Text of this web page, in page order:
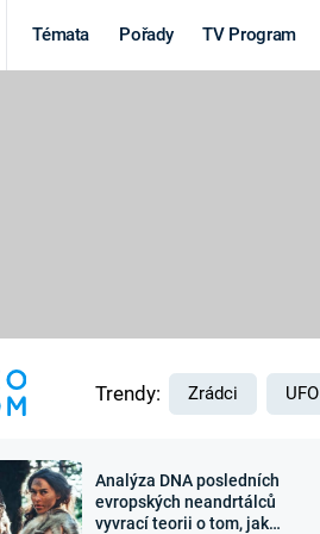
Témata Pořady TV Program
Výročí
Trendy: Zrádci UFO
Analýza DNA posledních
evropských neandrtálců
vyvrací teorii o tom, jak